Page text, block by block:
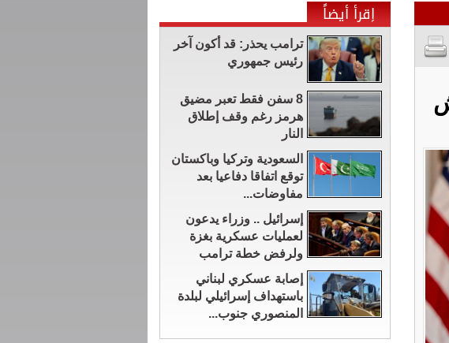
إقرأ أيضاً
ترامب يحذر: قد أكون آخر
رئيس جمهوري
8 سفن فقط تعبر مضيق
هرمز رغم وقف إطلاق
النار
السعودية وتركيا وباكستان
توقع اتفاقا دفاعيا بعد
مفاوضات...
إسرائيل .. وزراء يدعون
لعمليات عسكرية بغزة
ولرفض خطة ترامب
إصابة عسكري لبناني
باستهداف إسرائيلي لبلدة
المنصوري جنوب...